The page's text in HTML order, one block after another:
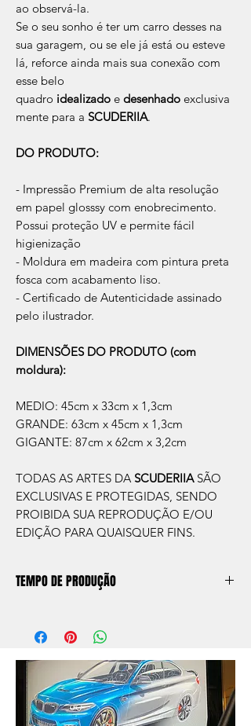
ao observá-la.
Se o seu sonho é ter um carro desses na
sua garagem, ou se ele já está ou esteve
lá, reforce ainda mais sua conexão com
esse belo
quadro idealizado e desenhado exclusiva
mente para a SCUDERIIA.
DO PRODUTO:
- Impressão Premium de alta resolução
em papel glosssy com enobrecimento.
Possui proteção UV e permite fácil
higienização
- Moldura em madeira com pintura preta
fosca com acabamento liso.
- Certificado de Autenticidade assinado
pelo ilustrador.
DIMENSÕES DO PRODUTO (com
moldura):
MEDIO: 45cm x 33cm x 1,3cm
GRANDE: 63cm x 45cm x 1,3cm
GIGANTE: 87cm x 62cm x 3,2cm
TODAS AS ARTES DA SCUDERIIA SÃO
EXCLUSIVAS E PROTEGIDAS, SENDO
PROIBIDA SUA REPRODUÇÃO E/OU
EDIÇÃO PARA QUAISQUER FINS.
TEMPO DE PRODUÇÃO
aprox. 5 dias úteis, após a confirmação de
compra.
Após a produçao, seguimos com o envio
no endereço que nos for informado na
compra ou disponibilizaremos para retirada
caso seja sua opção de compra.